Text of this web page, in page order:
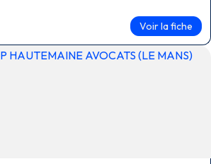
Voir la fiche